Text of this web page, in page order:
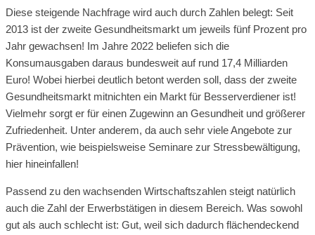
Diese steigende Nachfrage wird auch durch Zahlen belegt: Seit
2013 ist der zweite Gesundheitsmarkt um jeweils fünf Prozent pro
Jahr gewachsen! Im Jahre 2022 beliefen sich die
Konsumausgaben daraus bundesweit auf rund 17,4 Milliarden
Euro! Wobei hierbei deutlich betont werden soll, dass der zweite
Gesundheitsmarkt mitnichten ein Markt für Besserverdiener ist!
Vielmehr sorgt er für einen Zugewinn an Gesundheit und größerer
Zufriedenheit. Unter anderem, da auch sehr viele Angebote zur
Prävention, wie beispielsweise Seminare zur Stressbewältigung,
hier hineinfallen!
Passend zu den wachsenden Wirtschaftszahlen steigt natürlich
auch die Zahl der Erwerbstätigen in diesem Bereich. Was sowohl
gut als auch schlecht ist: Gut, weil sich dadurch flächendeckend